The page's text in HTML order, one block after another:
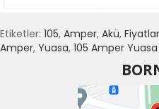
Etiketler: 105, Amper, Akü,
Amper, Yuasa, 105 Amper